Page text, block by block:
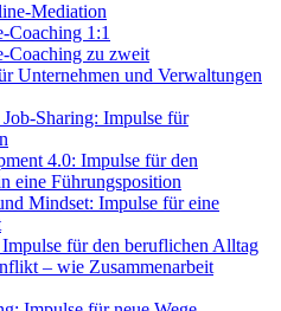
Mediation
Coaching 1:1
Coaching zu zweit
Unternehmen und Verwaltungen
Sharing: Impulse für
4.0: Impulse für den
eine Führungsposition
Mindset: Impulse für eine
für den beruflichen Alltag
– wie Zusammenarbeit